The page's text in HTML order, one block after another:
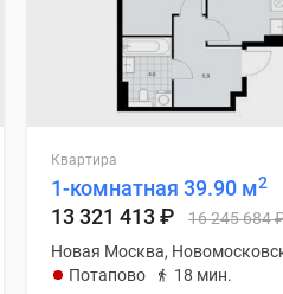
Квартира
1-комнатная 39.90 м2
13 321 413₽ 16 245 684
Новая Москва,
Потапово
18 мин.